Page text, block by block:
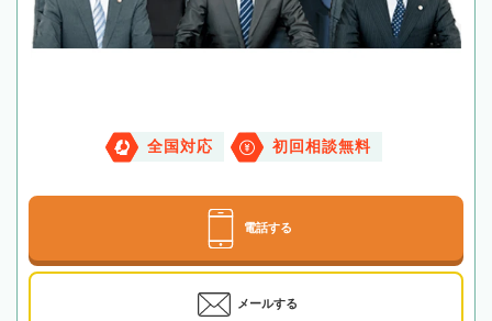
全国対応 初回相談無料
電話する
メールする